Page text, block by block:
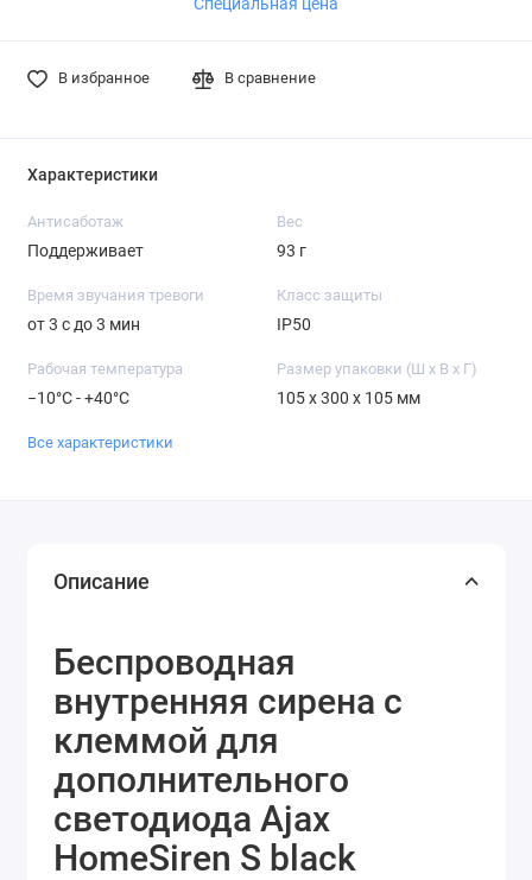
Специальная цена
В избранное В сравнение
Характеристики
Антисаботаж
Поддерживает
Вес
93 г
Время звучания тревоги
от 3 с до 3 мин
Класс защиты
IP50
Рабочая температура
−10°C - +40°C
Размер упаковки (Ш х В х Г)
105 x 300 x 105 мм
Все характеристики
Описание
Беспроводная
внутренняя сирена с
клеммой для
дополнительного
светодиода Ajax
HomeSiren S black